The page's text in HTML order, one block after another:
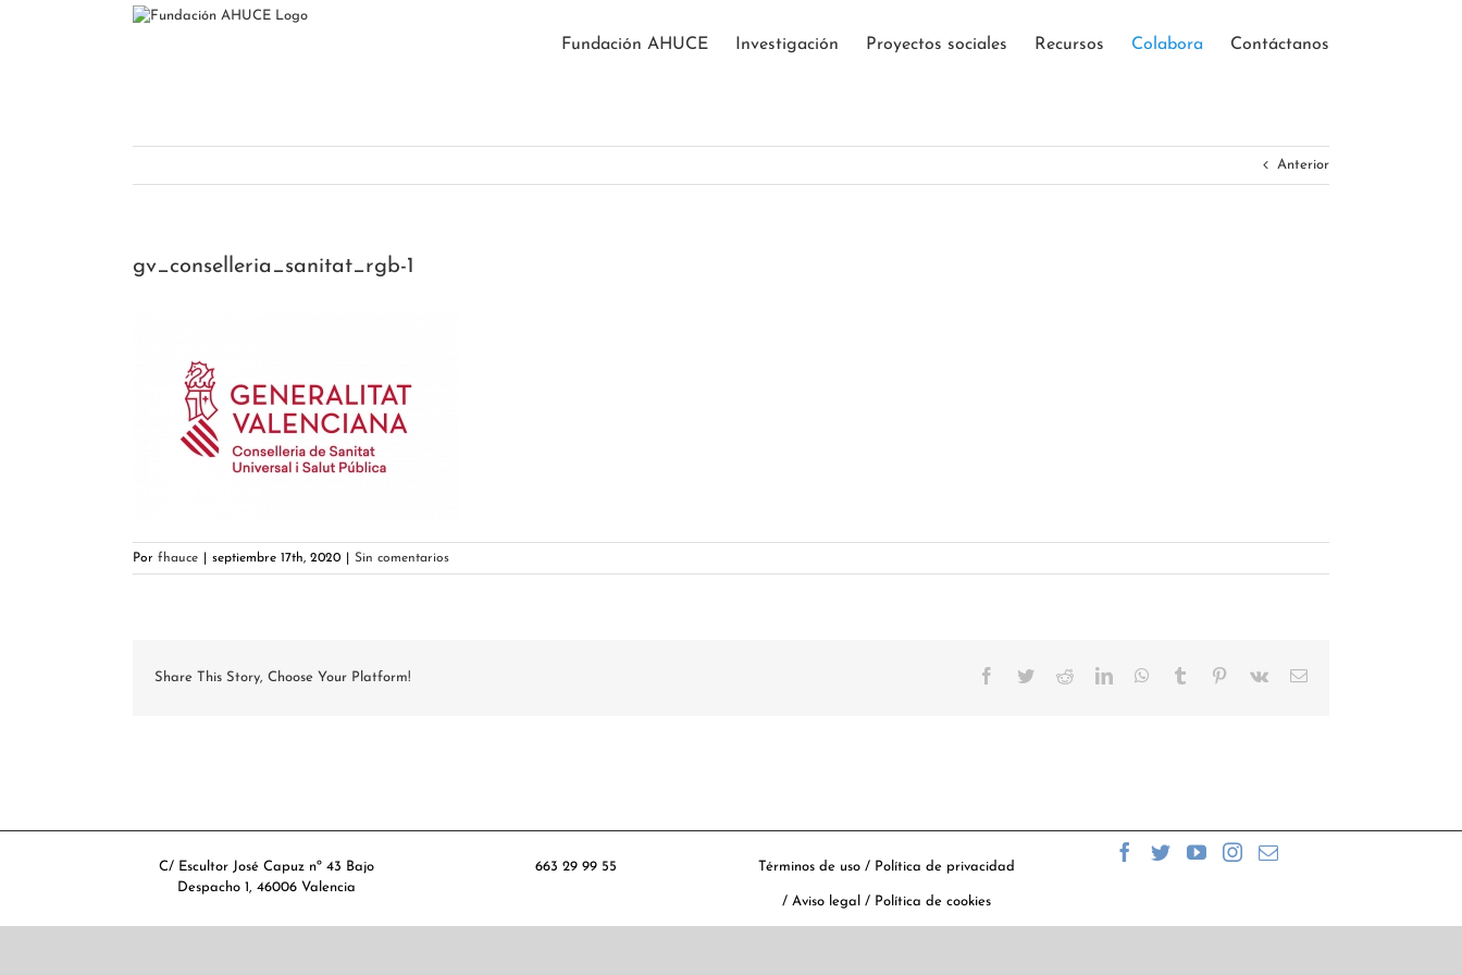
Fundación AHUCE Investigación Proyectos sociales Recursos Colabora Contáctanos
Anterior
gv_conselleria_sanitat_rgb-1
Por fhauce septiembre 17th, 2020 Sin comentarios
Share This Story, Choose Your Platform! Facebook
TwitterRedditLinkedInWhatsApp
Tumblr Pinterest
Vk
Correo
C/ Escultor José Capuz nº 43 Bajo
Despacho 1, 46006 Valencia
663 29 99 55 Términos de uso/ Política de privacidad
/ Aviso legal / Política de cookies